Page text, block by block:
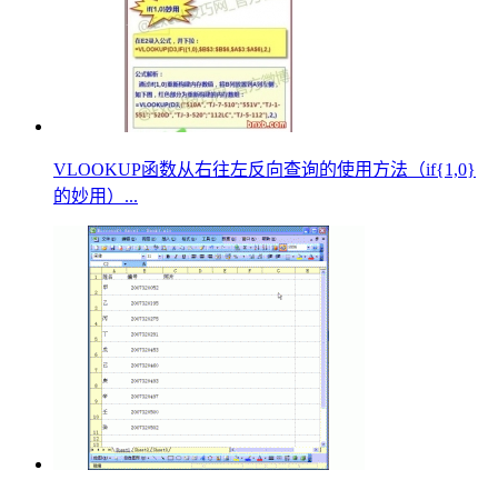
VLOOKUP函数从右往左反向查询的使用方法（if{1,0}
的妙用）...